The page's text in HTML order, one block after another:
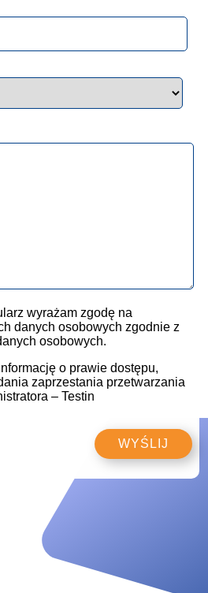
wyrażam zgodę na
danych osobowych zgodnie z
osobowych.
o prawie dostępu,
zaprzestania przetwarzania
– Testin